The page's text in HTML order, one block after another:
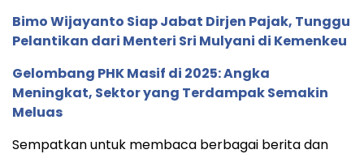
Bimo Wijayanto Siap Jabat Dirjen Pajak, Tunggu
Pelantikan dari Menteri Sri Mulyani di Kemenkeu
Gelombang PHK Masif di 2025: Angka
Meningkat, Sektor yang Terdampak Semakin
Meluas
Sempatkan untuk membaca berbagai berita dan